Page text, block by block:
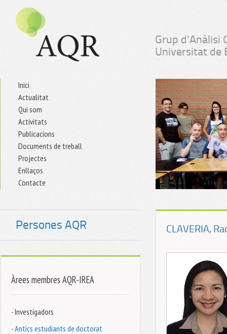
Grup d'Anàlisi
Universitat de
Inici
Actualitat
Qui som
Activitats
Publicacions
Documents de treball
Projectes
Enllaços
Contacte
Persones AQR
Àrees membres AQR-IREA
- Investigadors
- Antics estudiants de doctorat
CLAVERIA,